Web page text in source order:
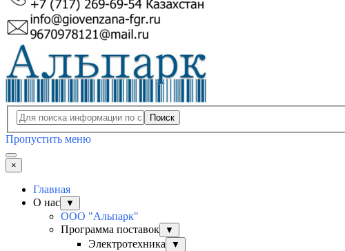
Поиск
Пропустить меню
×
Главная
О нас
▼
ООО "Альпарк"
Программа поставок
▼
Электротехника ▼